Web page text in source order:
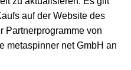
auf der Website des
Partnerprogramme von
metaspinner net GmbH an